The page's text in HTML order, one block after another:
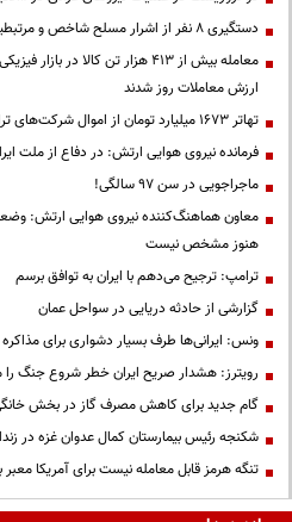
دستگیری ۸ نفر از اشرار مسلح شاخص و مرتبطین گروهک‌های تروریستی
معامله بیش از ۴۱۳ هزار تن کالا
ارزش معاملات روز شدند
تهاتر ۱۶۷۳ میلیارد تومان از اموال شرکت‌های تراستی
فرمانده نیروی هوایی ارتش: در دفاع از ملت
ماجراجویی در سن ۹۷ سالگی!
معاون هماهنگ‌کننده نیروی هوایی ارتش:
هنوز مشخص نیست
ترامپ: ترجیح می‌دهم با ایران به توافق برسم
گزارشی از حادثه دریایی در سواحل عمان
ونس: ایرانی‌ها طرف بسیار دشواری برای
رویترز: هشدار صریح ایران خطر شروع جنگ را
گام جدید برای کاهش مصرف گاز در بخش
شکنجه رئیس بیمارستان کمال عدوان غزه در
تنگه هرمز قابل معامله نیست برای آمریکا معبر